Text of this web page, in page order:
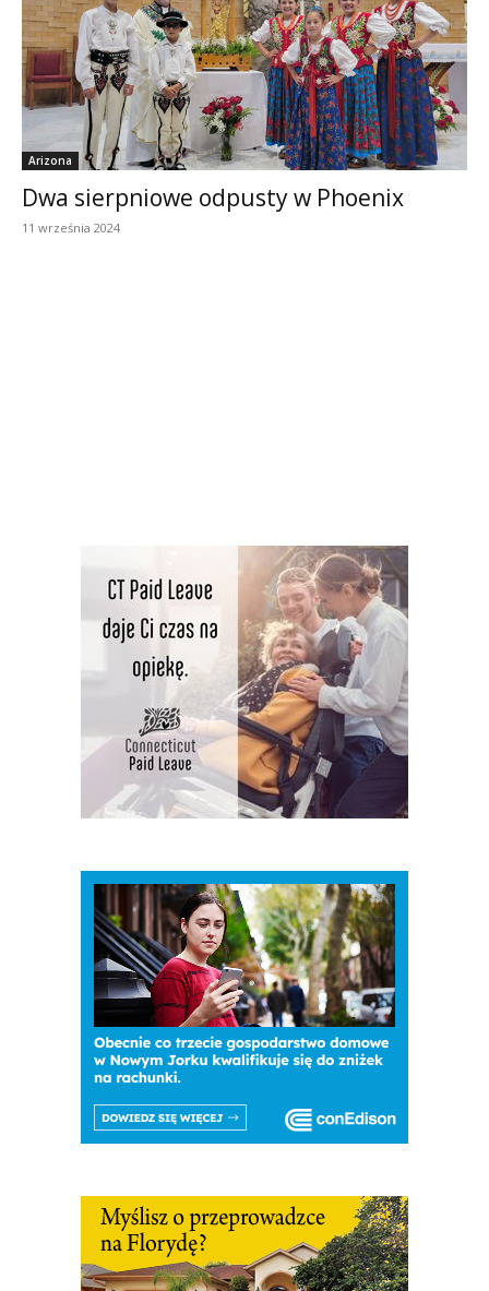
Arizona
Dwa sierpniowe odpusty w Phoenix
11 września 2024